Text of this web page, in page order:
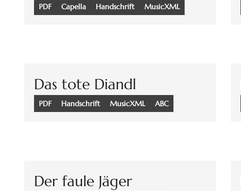
PDF Capella Handschrift MusicXML
Das tote Diandl
PDF Handschrift MusicXML ABC
Der faule Jäger